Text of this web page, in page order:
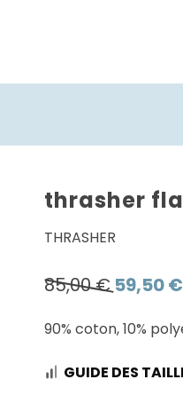
thrasher
THRASHER
85,00€ Le
initial
59,50€
90% coton, 10%
GUIDE DES